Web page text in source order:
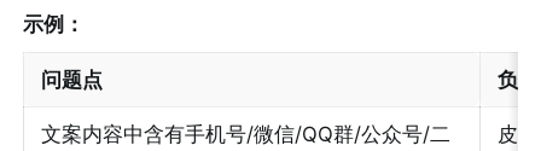
示例：
问题点 负
文案内容中含有手机号/微信/QQ群/公众号/二
皮